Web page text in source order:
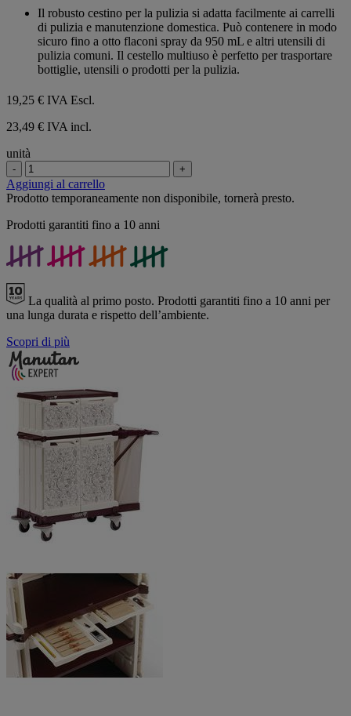
Il robusto cestino per la pulizia si adatta facilmente ai carrelli
di pulizia e manutenzione domestica. Può contenere in modo
sicuro fino a otto flaconi spray da 950 mL e altri utensili di
pulizia comuni. Il cestello multiuso è perfetto per trasportare
bottiglie, utensili o prodotti per la pulizia.
19,25 € IVA Escl.
23,49 € IVA incl.
unità
- +
Aggiungi al carrello
Prodotto temporaneamente non disponibile, tornerà presto.
Prodotti garantiti fino a 10 anni
La qualità al primo posto. Prodotti garantiti fino a 10 anni per
una lunga durata e rispetto dell’ambiente.
Scopri di più